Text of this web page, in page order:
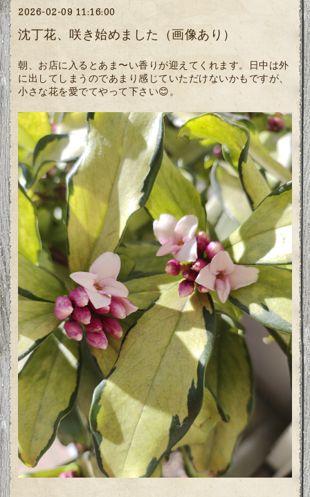
2026-02-09 11:16:00
沈丁花、咲き始めました（画像あり）
朝、お店に入るとあま〜い香りが迎えてくれます。日中は外
に出してしまうのであまり感じていただけないかもですが、
小さな花を愛でてやって下さい😊。